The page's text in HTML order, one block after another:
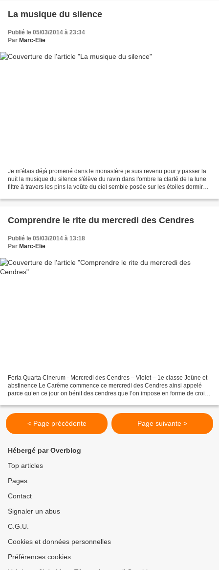
La musique du silence
Publié le 05/03/2014 à 23:34
Par Marc-Elie
Je m'étais déjà promené dans le monastère je suis revenu pour y passer la
nuit la musique du silence s'élève du ravin dans l'ombre la clarté de la lune
filtre à travers les pins la voûte du ciel semble posée sur les étoiles dormir
Comprendre le rite du mercredi des Cendres
Publié le 05/03/2014 à 13:18
Par Marc-Elie
Feria Quarta Cinerum - Mercredi des Cendres – Violet – 1e classe Jeûne et
abstinence Le Carême commence ce mercredi des Cendres ainsi appelé
parce qu’en ce jour on bénit des cendres que l’on impose en forme de croix
< Page précédente Page suivante >
Hébergé par Overblog
Top articles
Pages
Contact
Signaler un abus
C.G.U.
Cookies et données personnelles
Préférences cookies